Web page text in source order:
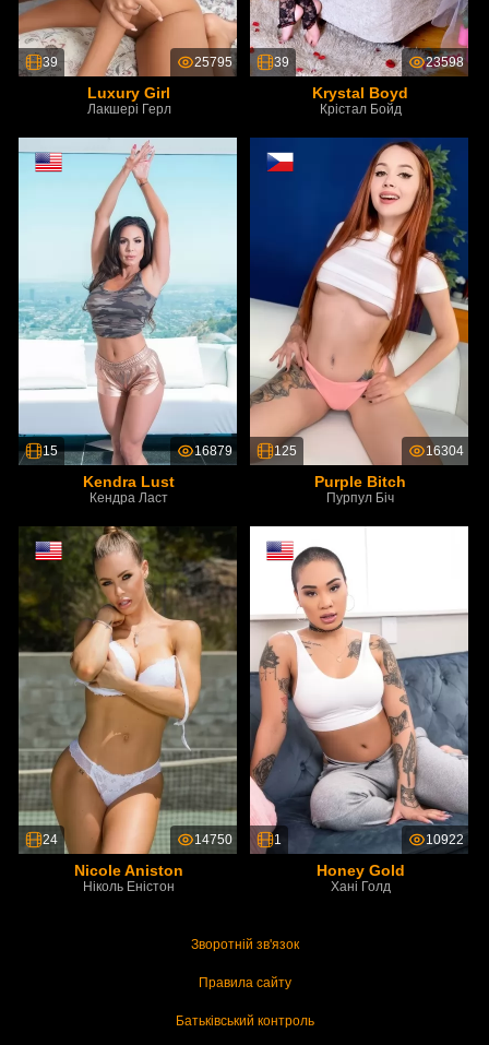
39 25795
Luxury Girl
Лакшері Герл
39 23598
Krystal Boyd
Крістал Бойд
15 16879
Kendra Lust
Кендра Ласт
125 16304
Purple Bitch
Пурпул Біч
24 14750
Nicole Aniston
Ніколь Еністон
1 10922
Honey Gold
Хані Голд
Зворотній зв'язок
Правила сайту
Батьківський контроль